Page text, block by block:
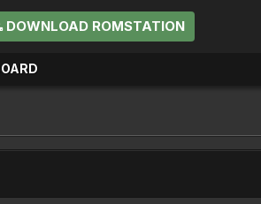
DOWNLOAD ROMSTATION